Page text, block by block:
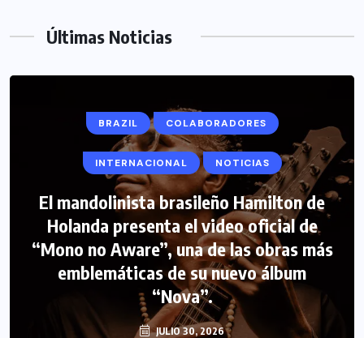
Últimas Noticias
BRAZIL COLABORADORES
INTERNACIONAL NOTICIAS
El mandolinista brasileño Hamilton de
Holanda presenta el video oficial de
“Mono no Aware”, una de las obras más
emblemáticas de su nuevo álbum
“Nova”.
JULIO 30, 2026
COLABORADORES INTERNACIONAL
NOTICIAS PERIODISMO TURISTICO
FIPETUR se solidariza con Venezuela
JUNIO 29, 2026